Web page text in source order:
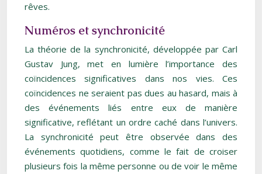
rêves.
Numéros et synchronicité
La théorie de la synchronicité, développée par Carl
Gustav Jung, met en lumière l’importance des
coïncidences significatives dans nos vies. Ces
coïncidences ne seraient pas dues au hasard, mais à
des événements liés entre eux de manière
significative, reflétant un ordre caché dans l’univers.
La synchronicité peut être observée dans des
événements quotidiens, comme le fait de croiser
plusieurs fois la même personne ou de voir le même